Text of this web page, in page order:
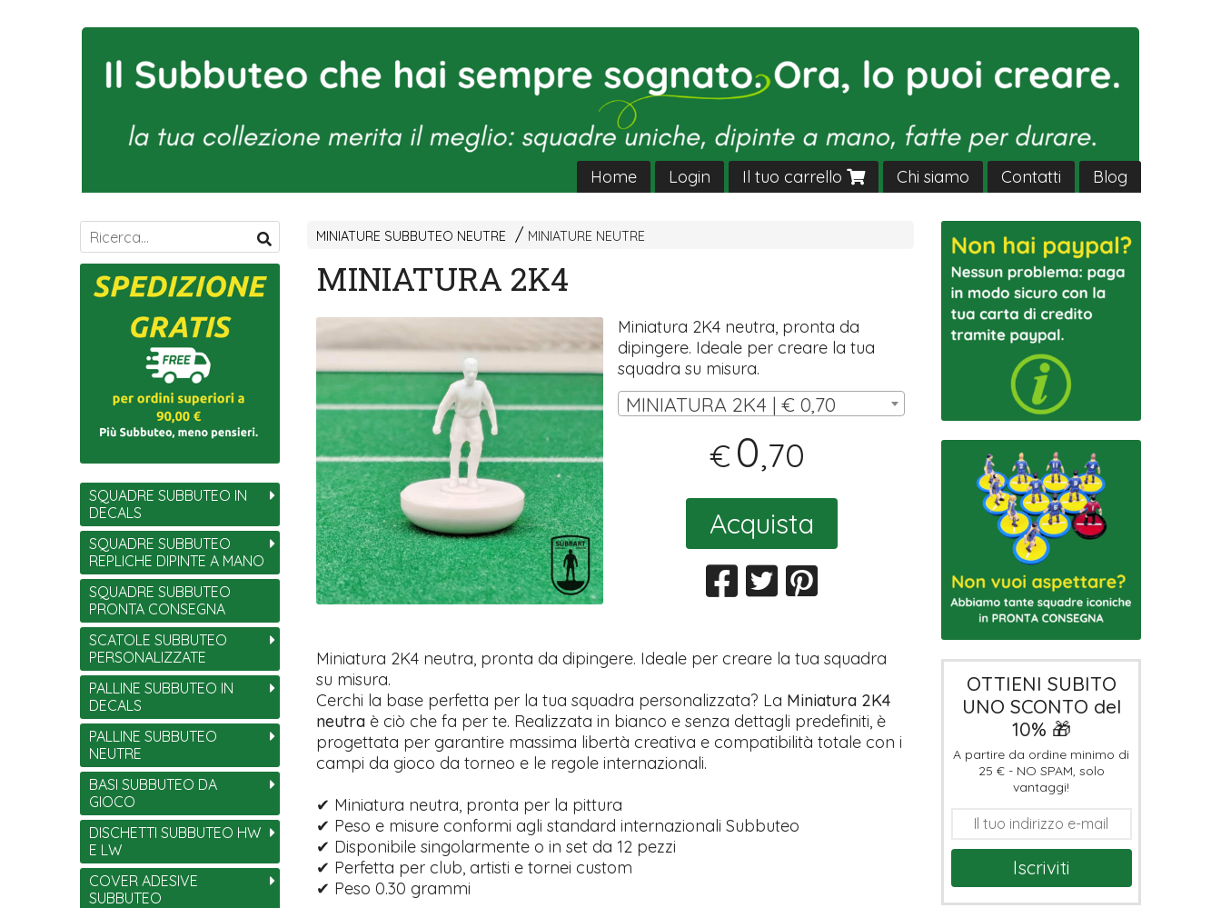
Home Login Il tuo carrello Chi siamo Contatti Blog
MINIATURE SUBBUTEO NEUTRE MINIATURE NEUTRE
MINIATURA 2K4
Miniatura 2K4 neutra, pronta da
dipingere. Ideale per creare la tua
squadra su misura.
MINIATURA 2K4 | € 0,70
€ 0,70
Acquista
Miniatura 2K4 neutra, pronta da dipingere. Ideale per creare la tua squadra
su misura.
Cerchi la base perfetta per la tua squadra personalizzata? La Miniatura 2K4
neutraè ciò che fa per te. Realizzata in bianco e senza dettagli predefiniti, è
progettata per garantire massima libertà creativa e compatibilità totale con i
campi da gioco da torneo e le regole internazionali.
✔ Miniatura neutra, pronta per la pittura
✔ Peso e misure conformi agli standard internazionali Subbuteo
✔ Disponibile singolarmente o in set da 12 pezzi
✔ Perfetta per club, artisti e tornei custom
✔ Peso 0.30 grammi
SQUADRE SUBBUTEO IN
DECALS
SQUADRE SUBBUTEO
REPLICHE DIPINTE A MANO
SQUADRE SUBBUTEO
PRONTA CONSEGNA
SCATOLE SUBBUTEO
PERSONALIZZATE
PALLINE SUBBUTEO IN
DECALS
PALLINE SUBBUTEO
NEUTRE
BASI SUBBUTEO DA
GIOCO
DISCHETTI SUBBUTEO HW
E LW
COVER ADESIVE
SUBBUTEO
OTTIENI SUBITO
UNO SCONTO del
10% 🎁
A partire da ordine minimo di
25 € - NO SPAM, solo
vantaggi!
Iscriviti